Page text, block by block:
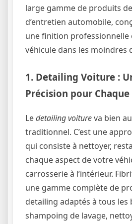
large gamme de produits
d’entretien automobile,
une finition
véhicule dans les moindres
1. Detailing Voiture :
Précision pour
Ledetailing voitureva bien
traditionnel. C’est une
qui consiste à nettoyer,
chaque aspect de votre
carrosserie à l’intérieur.
une gamme complète de
detailing adaptés à tous les
shampoing de lavage,